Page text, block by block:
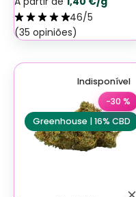
46/5
(35 opiniões)
Greenhouse | 16% CBD
-30 %
Indisponível